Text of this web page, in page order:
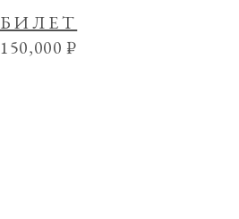
БИЛЕТ
150,000₽